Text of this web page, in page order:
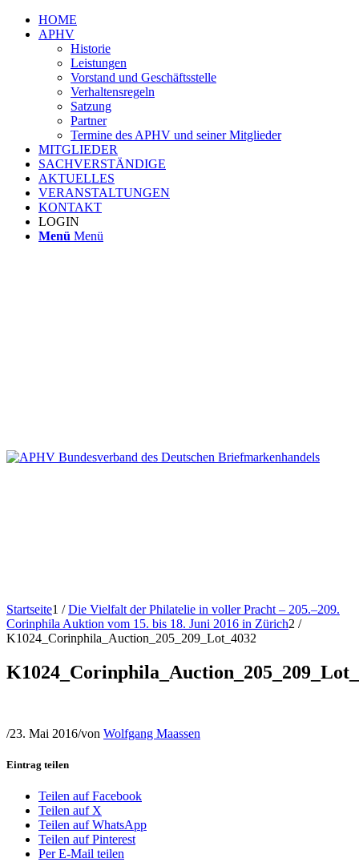
HOME
APHV
Historie
Leistungen
Vorstand und Geschäftsstelle
Verhaltensregeln
Satzung
Partner
Termine des APHV und seiner Mitglieder
MITGLIEDER
SACHVERSTÄNDIGE
AKTUELLES
VERANSTALTUNGEN
KONTAKT
LOGIN
Menü Menü
Startseite1 / Die Vielfalt der Philatelie in voller Pracht – 205.–209.
Corinphila Auktion vom 15. bis 18. Juni 2016 in Zürich2 /
K1024_Corinphila_Auction_205_209_Lot_4032
/23. Mai 2016/von Wolfgang Maassen
Eintrag teilen
Teilen auf Facebook
Teilen auf X
Teilen auf WhatsApp
Teilen auf Pinterest
Per E-Mail teilen